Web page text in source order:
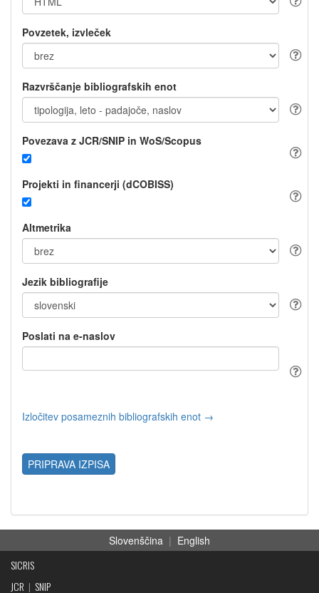
Povzetek, izvleček
Razvrščanje bibliografskih enot
Povezava z JCR/SNIP in WoS/Scopus
Projekti in financerji (dCOBISS)
Altmetrika
Jezik bibliografije
Poslati na e-naslov
Izločitev posameznih bibliografskih enot →
PRIPRAVA IZPISA
Slovenščina | English
SICRIS
JCR | SNIP